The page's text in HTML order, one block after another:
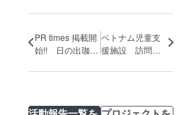
PR times 掲載開
始!! 日の出珈琲
バル・ソーシャ
ベトナム児童支
援施設 訪問報